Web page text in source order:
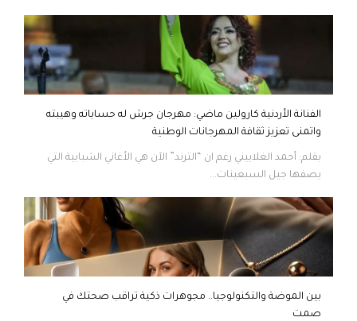
الفنانة الأردنية كارولين ماضي: مهرجان جرش له حساباته وهيبته
واتمنى تعزيز ثقافة المهرجانات الوطنية
بقلم: أحمد الغلاييني رغم ان “الترند” الآن هي الأغاني الشبابية التي
يصفها جيل السبعينات...
بين الموضة والتكنولوجيا.. مجوهرات ذكية تراقب صحتك في
صمت